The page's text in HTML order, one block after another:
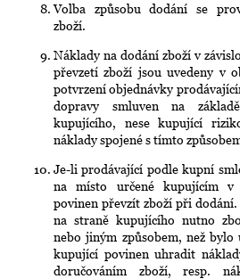
Volba způsobu dodání se
zboží.
Náklady na dodání zboží v
převzetí zboží jsou uvedeny v
potvrzení objednávky
dopravy smluven na
kupujícího, nese kupující
náklady spojené s tímto
Je-li prodávající podle kupní
na místo určené kupujícím v
povinen převzít zboží při
na straně kupujícího nutno
nebo jiným způsobem, než bylo
kupující povinen uhradit
doručováním zboží, resp.